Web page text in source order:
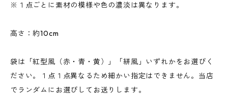
※１点ごとに素材の模様や色の濃淡は異なります。
高さ：約10cm
袋は「紅型風（赤・青・黄）」「絣風」いずれかをお選びく
ださい。１点１点異なるため細かい指定はできません。当店
でランダムにお選びしてお送りします。